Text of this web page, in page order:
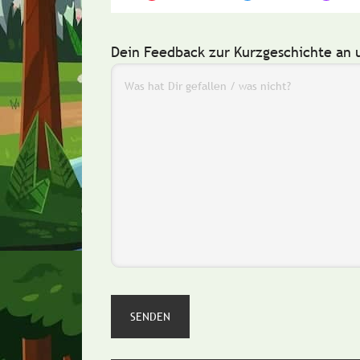
Dein Feedback zur Kurzgeschichte an